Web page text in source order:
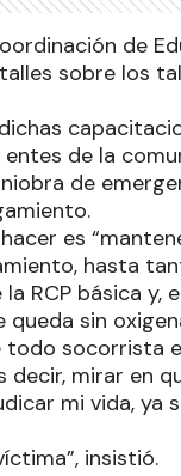
de
sobre los
de la
de
es
hasta
RCP básica y,
sin
socorrista
mirar en
mi vida, ya
insistió.